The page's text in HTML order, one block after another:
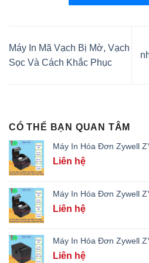
Máy In Mã Vạch Bị Mờ, Vạch
Sọc Và Cách Khắc Phục
CÓ THỂ BẠN QUAN TÂM
Máy In Hóa Đơn Zywell
Liên hệ
Máy In Hóa Đơn Zywell
Liên hệ
Máy In Hóa Đơn Zywell
Liên hệ